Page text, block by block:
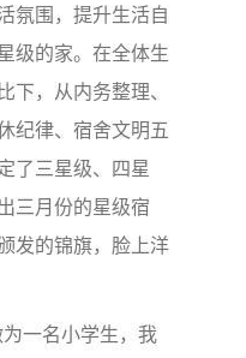
氛围，提升生活自
级的家。在全体生
下，从内务整理、
纪律、宿舍文明五
了三星级、四星
三月份的星级宿
发的锦旗，脸上洋
一名小学生，我